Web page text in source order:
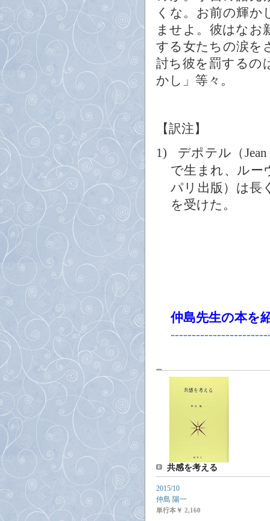
くな。お前の輝
ませよ。彼はなお
する女たちの涙を
討ち彼を罰するの
かし」等々。
【訳注】
1) デポテル（
で生まれ、ルー
パリ出版）は長
を受けた。
仲島先生の本を
共感を考える
2015/10
仲島 陽一
単行本￥ 2,160